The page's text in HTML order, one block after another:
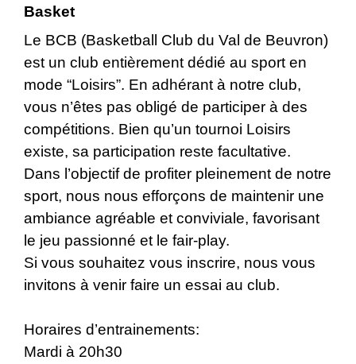
Basket
Le BCB (Basketball Club du Val de Beuvron)
est un club entièrement dédié au sport en
mode “Loisirs”. En adhérant à notre club,
vous n’êtes pas obligé de participer à des
compétitions. Bien qu’un tournoi Loisirs
existe, sa participation reste facultative.
Dans l’objectif de profiter pleinement de notre
sport, nous nous efforçons de maintenir une
ambiance agréable et conviviale, favorisant
le jeu passionné et le fair-play.
Si vous souhaitez vous inscrire, nous vous
invitons à venir faire un essai au club.
Horaires d’entrainements:
Mardi à 20h30